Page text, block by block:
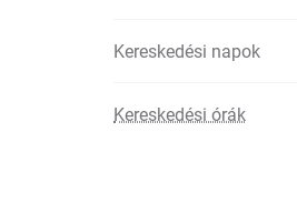
Kereskedési napok
Kereskedési órák